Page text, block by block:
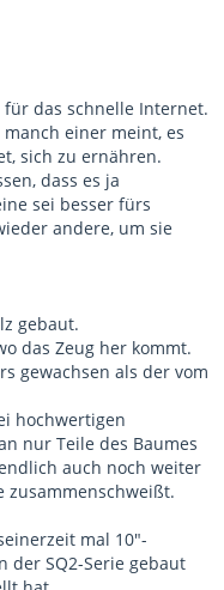
das schnelle Internet.
einer meint, es
sich zu ernähren.
dass es ja
sei besser fürs
andere, um sie
gebaut.
das Zeug her kommt.
gewachsen als der vom
hochwertigen
nur Teile des Baumes
auch noch weiter
mal 10"-
der SQ2-Serie gebaut